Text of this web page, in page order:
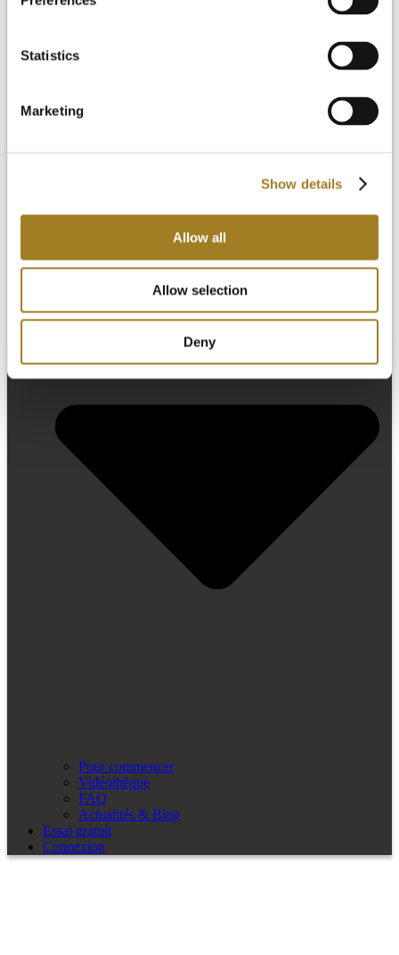
Statistics
Marketing
Show details
Allow all
Allow selection
Deny
L’offre groupée de services de conception
Pour commencer
Vidéothèque
FAQ
Actualités & Blog
Essai gratuit
Connexion